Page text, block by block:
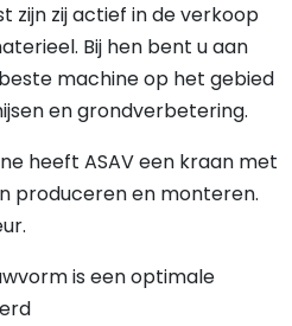
zijn zij actief in de verkoop
Bij hen bent u aan
machine op het gebied
en grondverbetering.
heeft ASAV een kraan met
produceren en monteren.
is een optimale